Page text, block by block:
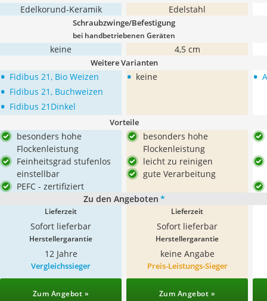
Edelkorund-Keramik Edelstahl
Schraubzwinge/Befestigung
bei handbetriebenen Geräten
keine 4,5 cm
Weitere Varianten
• Fidibus 21, Bio Weizen
• Fidibus 21, Buchweizen
• Fidibus 21Dinkel
• keine •
Vorteile
besonders hohe
Flockenleistung
Feinheitsgrad stufenlos
einstellbar
PEFC - zertifiziert
besonders hohe
Flockenleistung
leicht zu reinigen
gute Verarbeitung
Zu den Angeboten *
Lieferzeit
Sofort lieferbar
Lieferzeit
Sofort lieferbar
Herstellergarantie
12 Jahre
Herstellergarantie
keine Angabe
Vergleichssieger
Zum Angebot »
Preis-Leistungs-Sieger
Zum Angebot »